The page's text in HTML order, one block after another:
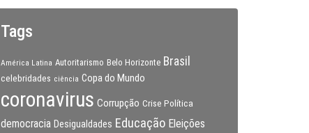
Tags
América Latina Autoritarismo Belo Horizonte Brasil
celebridades ciência Copa do Mundo
coronavirus Corrupção Crise Política
democracia Desigualdades Educação Eleições